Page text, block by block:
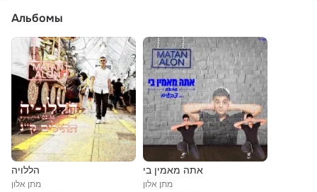
Альбомы
הללויה
מתן אלון
אתה מאמין בי
מתן אלון